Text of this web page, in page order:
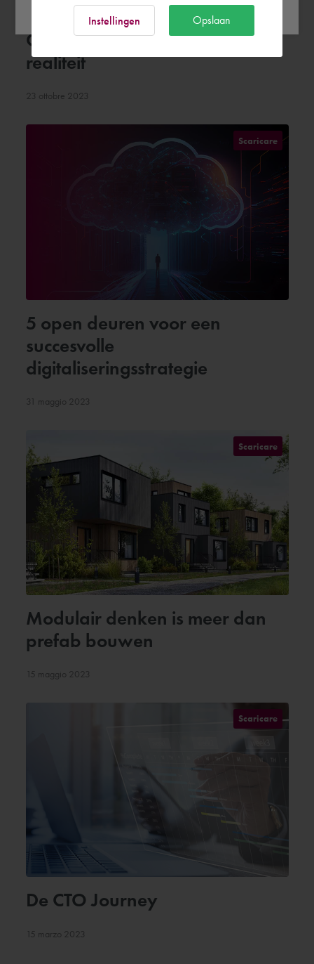
CPQ Succes | Van concept tot
realiteit
23 ottobre 2023
Scaricare
5 open deuren voor een
succesvolle
digitaliseringsstrategie
31 maggio 2023
Scaricare
Modulair denken is meer dan
prefab bouwen
15 maggio 2023
Scaricare
De CTO Journey
15 marzo 2023
Instellingen Opslaan